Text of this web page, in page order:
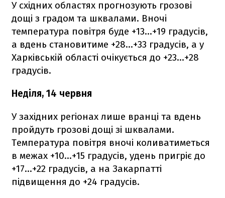
У східних областях прогнозують грозові
дощі з градом та шквалами. Вночі
температура повітря буде +13…+19 градусів,
а вдень становитиме +28…+33 градусів, а у
Харківській області очікується до +23…+28
градусів.
Неділя, 14 червня
У західних регіонах лише вранці та вдень
пройдуть грозові дощі зі шквалами.
Температура повітря вночі коливатиметься
в межах +10...+15 градусів, удень пригріє до
+17...+22 градусів, а на Закарпатті
підвищення до +24 градусів.